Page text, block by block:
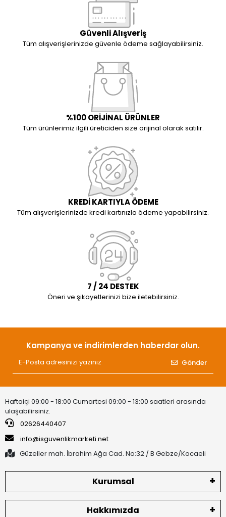
Güvenli Alışveriş
Tüm alışverişlerinizde güvenle ödeme sağlayabilirsiniz.
%100 ORİJİNAL ÜRÜNLER
Tüm ürünlerimiz ilgili üreticiden size orijinal olarak satılır.
KREDİ KARTIYLA ÖDEME
Tüm alışverişlerinizde kredi kartınızla ödeme yapabilirsiniz.
7 / 24 DESTEK
Öneri ve şikayetlerinizi bize iletebilirsiniz.
Kampanya ve indirimlerden haberdar olun.
Gönder
Haftaiçi 09:00 - 18:00 Cumartesi 09:00 - 13:00 saatleri arasında
ulaşabilirsiniz.
02626440407
info@isguvenlikmarketi.net
Güzeller mah. İbrahim Ağa Cad. No:32 / B Gebze/Kocaeli
Kurumsal
Hakkımızda